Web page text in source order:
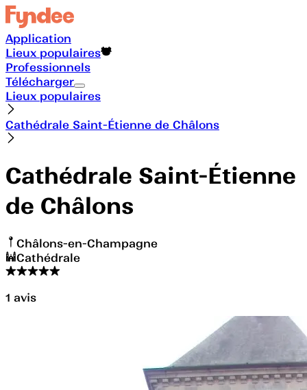
Application
Lieux populaires
Professionnels
Télécharger
Lieux populaires
Cathédrale Saint-Étienne de Châlons
Cathédrale Saint-Étienne
de Châlons
Châlons-en-Champagne
Cathédrale
1 avis